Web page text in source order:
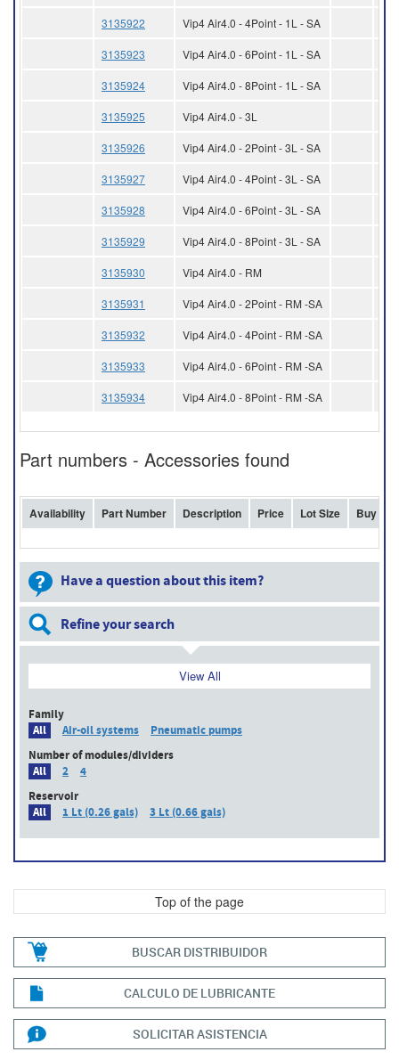
3135922 Vip4 Air4.0 - 4Point - 1L - SA
3135923 Vip4 Air4.0 - 6Point - 1L - SA
3135924 Vip4 Air4.0 - 8Point - 1L - SA
3135925 Vip4 Air4.0 - 3L
3135926 Vip4 Air4.0 - 2Point - 3L - SA
3135927 Vip4 Air4.0 - 4Point - 3L - SA
3135928 Vip4 Air4.0 - 6Point - 3L - SA
3135929 Vip4 Air4.0 - 8Point - 3L - SA
3135930 Vip4 Air4.0 - RM
3135931 Vip4 Air4.0 - 2Point - RM -SA
3135932 Vip4 Air4.0 - 4Point - RM -SA
3135933 Vip4 Air4.0 - 6Point - RM -SA
3135934 Vip4 Air4.0 - 8Point - RM -SA
Part numbers - Accessories found
Availability Part Number Description Price Lot Size Buy
Have a question about this item?
Refine your search
View All
Family
All
Air-oil systems
Pneumatic pumps
Number of modules/dividers
All
2
4
Reservoir
All
1 Lt (0.26 gals) 3 Lt (0.66 gals)
Top of the page
BUSCAR DISTRIBUIDOR
CALCULO DE LUBRICANTE
SOLICITAR ASISTENCIA